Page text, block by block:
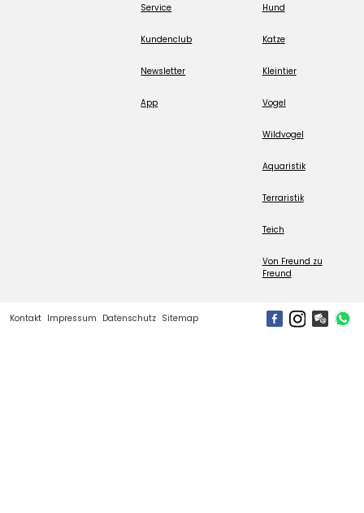
Service
Kundenclub
Newsletter
App
Hund
Katze
Kleintier
Vogel
Wildvogel
Aquaristik
Terraristik
Teich
Von Freund zu
Freund
Kontakt Impressum Datenschutz Sitemap